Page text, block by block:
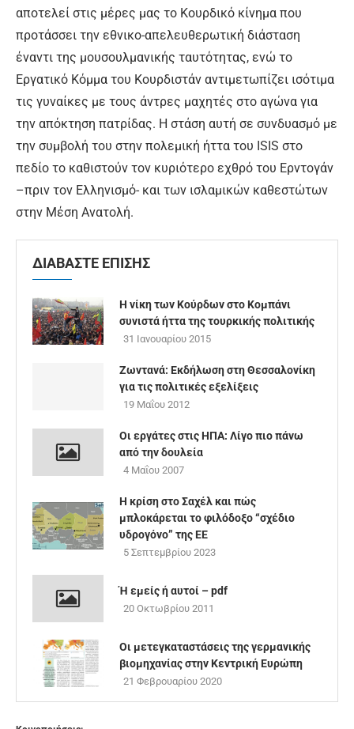
αποτελεί στις μέρες μας το Κουρδικό κίνημα που
προτάσσει την εθνικο-απελευθερωτική διάσταση
έναντι της μουσουλμανικής ταυτότητας, ενώ το
Εργατικό Κόμμα του Κουρδιστάν αντιμετωπίζει ισότιμα
τις γυναίκες με τους άντρες μαχητές στο αγώνα για
την απόκτηση πατρίδας. Η στάση αυτή σε συνδυασμό με
την συμβολή του στην πολεμική ήττα του ISIS στο
πεδίο το καθιστούν τον κυριότερο εχθρό του Ερντογάν
–πριν τον Ελληνισμό- και των ισλαμικών καθεστώτων
στην Μέση Ανατολή.
ΔΙΑΒΑΣΤΕ ΕΠΙΣΗΣ
Η νίκη των Κούρδων στο Κομπάνι
συνιστά ήττα της τουρκικής πολιτικής
31 Ιανουαρίου 2015
Ζωντανά: Εκδήλωση στη Θεσσαλονίκη
για τις πολιτικές εξελίξεις
19 Μαΐου 2012
Οι εργάτες στις ΗΠΑ: Λίγο πιο πάνω
από την δουλεία
4 Μαΐου 2007
Η κρίση στο Σαχέλ και πώς
μπλοκάρεται το φιλόδοξο “σχέδιο
υδρογόνο” της ΕΕ
5 Σεπτεμβρίου 2023
Ή εμείς ή αυτοί – pdf
20 Οκτωβρίου 2011
Οι μετεγκαταστάσεις της γερμανικής
βιομηχανίας στην Κεντρική Ευρώπη
21 Φεβρουαρίου 2020